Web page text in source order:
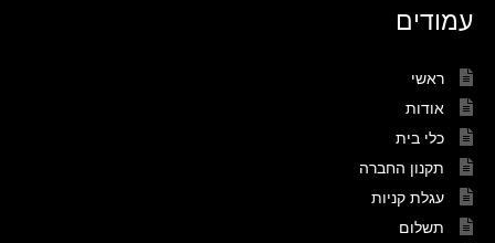
עמודים
ראשי
אודות
כלי בית
תקנון החברה
עגלת קניות
תשלום